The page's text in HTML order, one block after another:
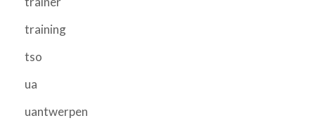
training
tso
ua
uantwerpen